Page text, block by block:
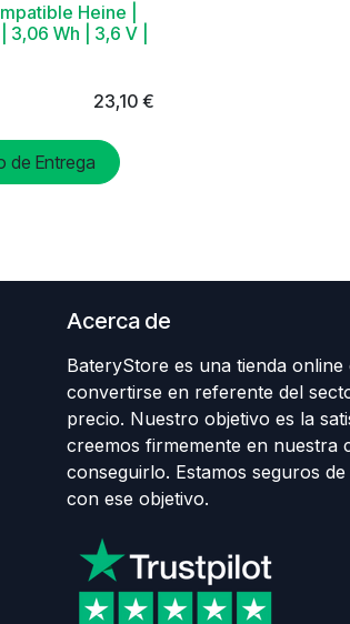
Heine |
Wh | 3,6 V |
23,10€
de Entrega
Acerca de
BateryStore es una tienda
convertirse en referente del
precio. Nuestro objetivo es la
creemos firmemente en nuestra
conseguirlo. Estamos seguros
con ese objetivo.